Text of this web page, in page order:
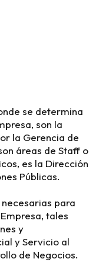
se determina
son la
la Gerencia de
áreas de Staff o
es la Dirección
Públicas.
necesarias para
tales
y
y Servicio al
de Negocios.